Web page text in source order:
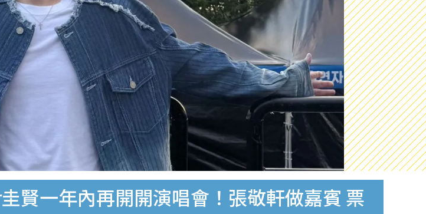
賢一年內再開開演唱會！張敬軒做嘉賓 票